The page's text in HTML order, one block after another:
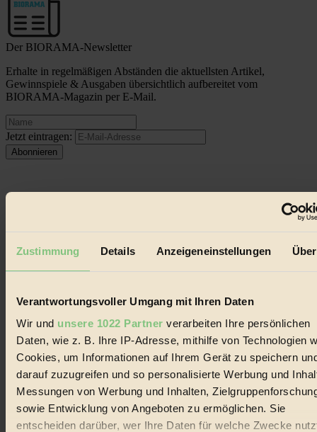
Zustimmung Details Anzeigeneinstellungen
Verantwortungsvoller Umgang mit Ihren Daten
Wir und unsere 1022 Partner verarbeiten Ihre persönlichen
Daten, wie z. B. Ihre IP-Adresse, mithilfe von Technologien
Cookies, um Informationen auf Ihrem Gerät zu speichern
darauf zuzugreifen und so personalisierte Werbung und
Messungen von Werbung und Inhalten,
sowie Entwicklung von Angeboten zu ermöglichen. Sie
entscheiden darüber, wer Ihre Daten für welche Zwecke
Der BIORAMA-Newsletter
Erhalte in regelmäßigen Abständen die aktuellsten Artikel,
Gewinnspiele & Ausgaben übersichtlich aufbereitet vom
BIORAMA-Magazin per E-Mail.
Jetzt eintragen:
Datenschutz
Lebenswandel. Es ist eine moderne Plattform für Ideen, Menschen
und Produkte, ein Leitfaden im schnell wachsenden Markt des
Handels mit Bioprodukten, des Fair-Trade sowie der Branche
alternativer Energien.
Social Media
22.601 Fans auf Facebook
3.415 Follower auf Twitter
Folge uns auf Instagram